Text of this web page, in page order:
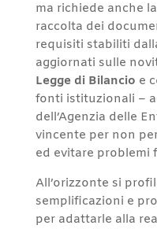
ma richiede anche
raccolta dei
requisiti stabiliti
aggiornati sulle
Legge di Bilancio e
fonti istituzionali –
dell’Agenzia delle
vincente per non
ed evitare problemi
All’orizzonte si
semplificazioni e
per adattarle alla